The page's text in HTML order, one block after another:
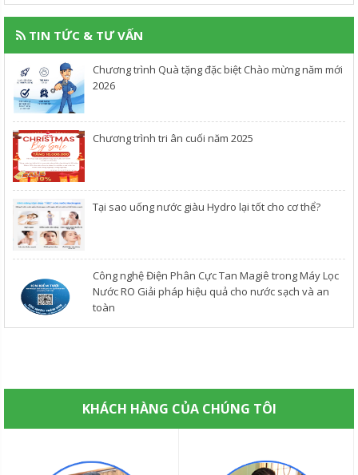
TIN TỨC & TƯ VẤN
Chương trình Quà tặng đặc biệt Chào mừng năm mới
2026
Chương trình tri ân cuối năm 2025
​Tại sao uống nước giàu Hydro lại tốt cho cơ thể?
Công nghệ Điện Phân Cực Tan Magiê trong Máy Lọc
Nước RO Giải pháp hiệu quả cho nước sạch và an
toàn
KHÁCH HÀNG CỦA CHÚNG TÔI